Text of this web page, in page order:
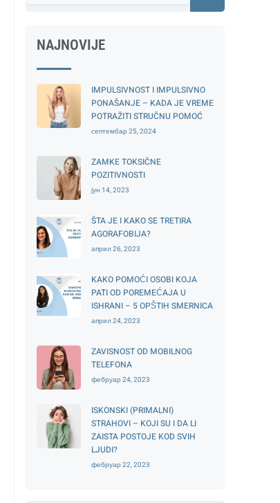
NAJNOVIJE
IMPULSIVNOST I IMPULSIVNO
PONAŠANJE – KADA JE VREME
POTRAŽITI STRUČNU POMOĆ
септембар 25, 2024
ZAMKE TOKSIČNE
POZITIVNOSTI
јун 14, 2023
ŠTA JE I KAKO SE TRETIRA
AGORAFOBIJA?
април 26, 2023
KAKO POMOĆI OSOBI KOJA
PATI OD POREMEĆAJA U
ISHRANI – 5 OPŠTIH SMERNICA
април 24, 2023
ZAVISNOST OD MOBILNOG
TELEFONA
фебруар 24, 2023
ISKONSKI (PRIMALNI)
STRAHOVI – KOJI SU I DA LI
ZAISTA POSTOJE KOD SVIH
LJUDI?
фебруар 22, 2023